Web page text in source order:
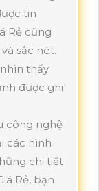
tin
Rẻ cũng
sắc nét.
thấy
được ghi
công nghệ
các hình
chi tiết
Rẻ, bạn